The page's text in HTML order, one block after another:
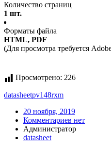
Количество страниц
1 шт.
Форматы файла
HTML, PDF
(Для просмотра требуется
Просмотрено: 226
datasheetpv148rxm
20 ноября, 2019
Комментариев нет
Администратор
datasheet